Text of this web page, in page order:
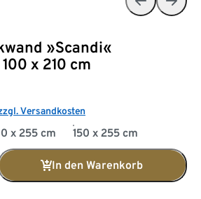
»Scandi«
x 210 cm
Versandkosten
x 255 cm
150 x 255 cm
In den Warenkorb